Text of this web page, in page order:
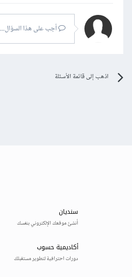
أجب على هذا السؤال...
اذهب إلى قائمة الأسئلة